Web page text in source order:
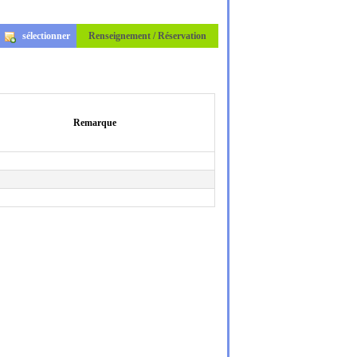
Renseignement / Réservation
sélectionner
Remarque